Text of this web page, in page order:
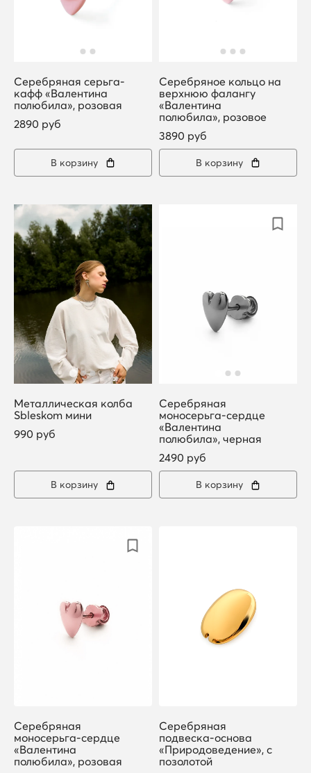
Серебряная серьга-
кафф «Валентина
полюбила», розовая
2890 руб
В корзину
Серебряное кольцо на
верхнюю фалангу
«Валентина
полюбила», розовое
3890 руб
В корзину
Металлическая колба
Sbleskom мини
990 руб
В корзину
Серебряная
моносерьга-сердце
«Валентина
полюбила», черная
2490 руб
В корзину
Серебряная
моносерьга-сердце
«Валентина
полюбила», розовая
Серебряная
подвеска-основа
«Природоведение», с
позолотой